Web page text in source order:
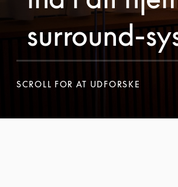
surround-
SCROLL FOR AT UDFORSKE